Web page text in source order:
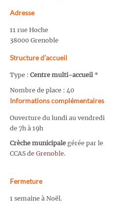
Adresse
11 rue Hoche
38000 Grenoble
Structure d’accueil
Type : Centre multi-accueil*
Nombre de place : 40
Informations complémentaires
Ouverture du lundi au vendredi
de 7h à 19h
Crèche municipale gérée par le
CCAS de Grenoble.
Fermeture
1 semaine à Noël.